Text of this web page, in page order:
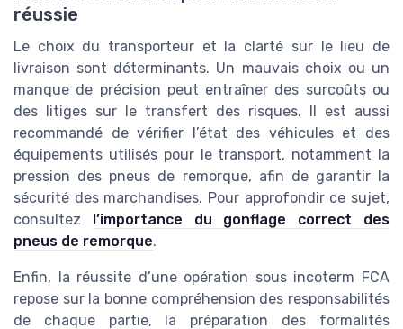
réussie
Le choix du transporteur et la clarté sur le lieu de
livraison sont déterminants. Un mauvais choix ou un
manque de précision peut entraîner des surcoûts ou
des litiges sur le transfert des risques. Il est aussi
recommandé de vérifier l’état des véhicules et des
équipements utilisés pour le transport, notamment la
pression des pneus de remorque, afin de garantir la
sécurité des marchandises. Pour approfondir ce sujet,
consultez l’importance du gonflage correct des
pneus de remorque.
Enfin, la réussite d’une opération sous incoterm FCA
repose sur la bonne compréhension des responsabilités
de chaque partie, la préparation des formalités